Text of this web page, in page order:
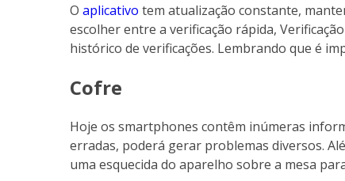
O aplicativo tem atualização constante,
escolher entre a verificação rápida,
histórico de verificações. Lembrando que é
Cofre
Hoje os smartphones contêm inúmeras
erradas, poderá gerar problemas diversos.
uma esquecida do aparelho sobre a mesa